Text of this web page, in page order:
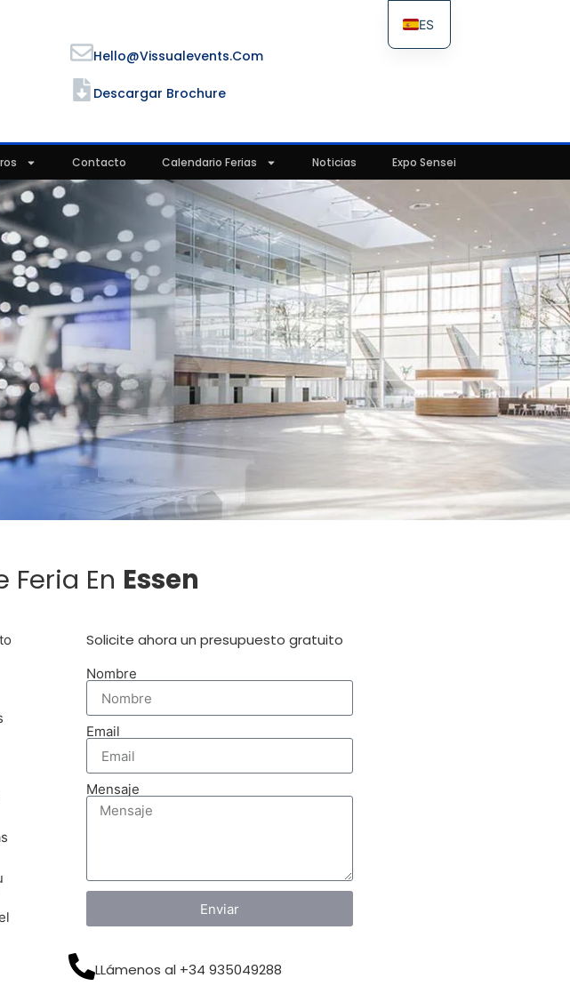
Hello@vissualevents.com
Descargar Brochure
Contacto Calendario Ferias Noticias Expo Sensei
Feria En Essen
Solicite ahora un presupuesto gratuito
Nombre
Email
Mensaje
Enviar
LLámenos al +34 935049288
ES
FR